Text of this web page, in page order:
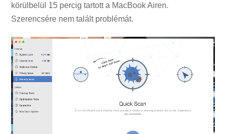
körülbelül 15 percig tartott a MacBook Airen.
Szerencsére nem talált problémát.